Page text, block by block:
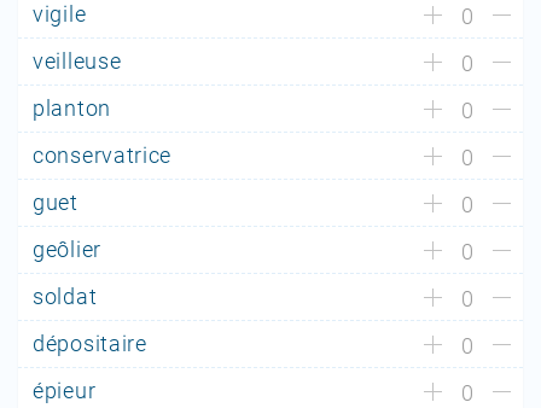
vigile
0
veilleuse
0
planton
0
conservatrice
0
guet
0
geôlier
0
soldat
0
dépositaire
0
épieur
0